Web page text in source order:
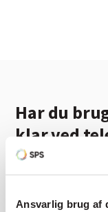
Ansvarlig brug af
Har du
klar ved
en sprøjtepistol